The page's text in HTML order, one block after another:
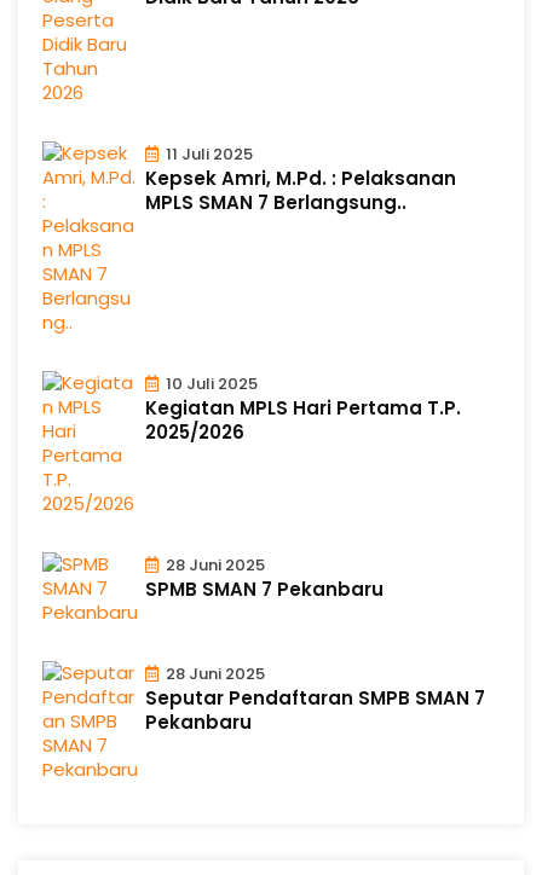
11 Juli 2025
Kepsek Amri, M.Pd. : Pelaksanan
MPLS SMAN 7 Berlangsung..
10 Juli 2025
Kegiatan MPLS Hari Pertama T.P.
2025/2026
28 Juni 2025
SPMB SMAN 7 Pekanbaru
28 Juni 2025
Seputar Pendaftaran SMPB SMAN 7
Pekanbaru